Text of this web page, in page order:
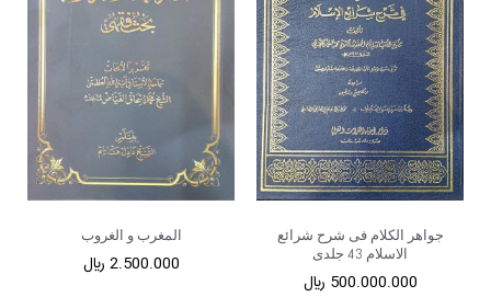
جواهر الکلام فی شرح شرائع
الاسلام 43 جلدی
500.000.000 ﷼
المغرب و الغروب
2.500.000 ﷼